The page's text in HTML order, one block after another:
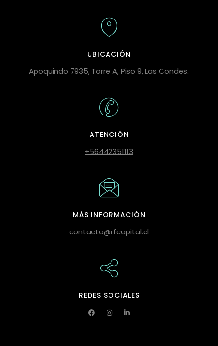
UBICACIÓN
Apoquindo 7935, Torre A, Piso 9, Las Condes.
ATENCIÓN
+56442351113
MÁS INFORMACIÓN
contacto@rfcapital.cl
REDES SOCIALES